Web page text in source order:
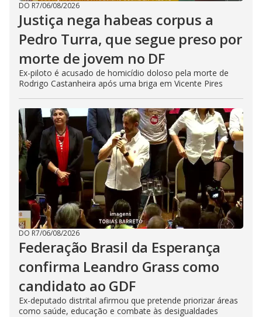
DO R7/06/08/2026
Justiça nega habeas corpus a
Pedro Turra, que segue preso por
morte de jovem no DF
Ex-piloto é acusado de homicídio doloso pela morte de
Rodrigo Castanheira após uma briga em Vicente Pires
DO R7/06/08/2026
Federação Brasil da Esperança
confirma Leandro Grass como
candidato ao GDF
Ex-deputado distrital afirmou que pretende priorizar áreas
como saúde, educação e combate às desigualdades